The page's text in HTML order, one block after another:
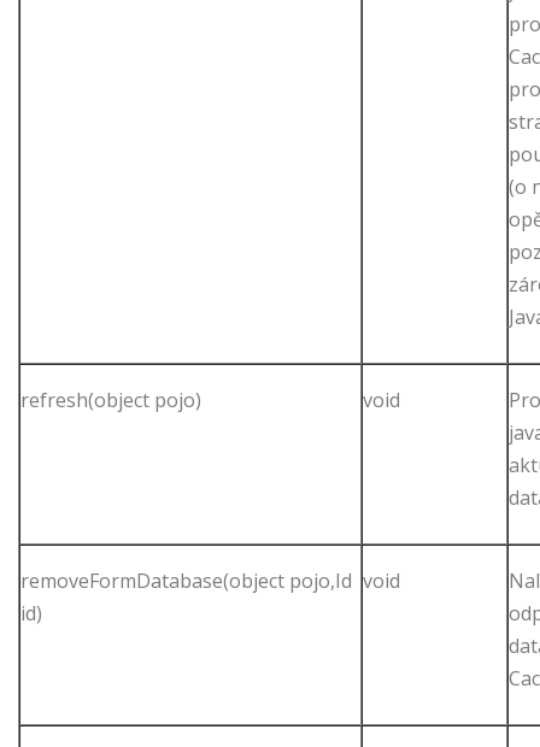
(o
refresh(object pojo) void
removeFormDatabase(object pojo,Id
id)
void